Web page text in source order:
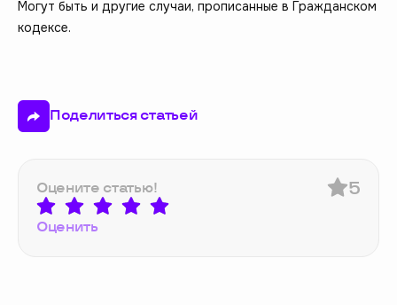
Могут быть и другие случаи, прописанные в Гражданском
кодексе.
Поделиться статьей
Оцените статью!
Оценить
5